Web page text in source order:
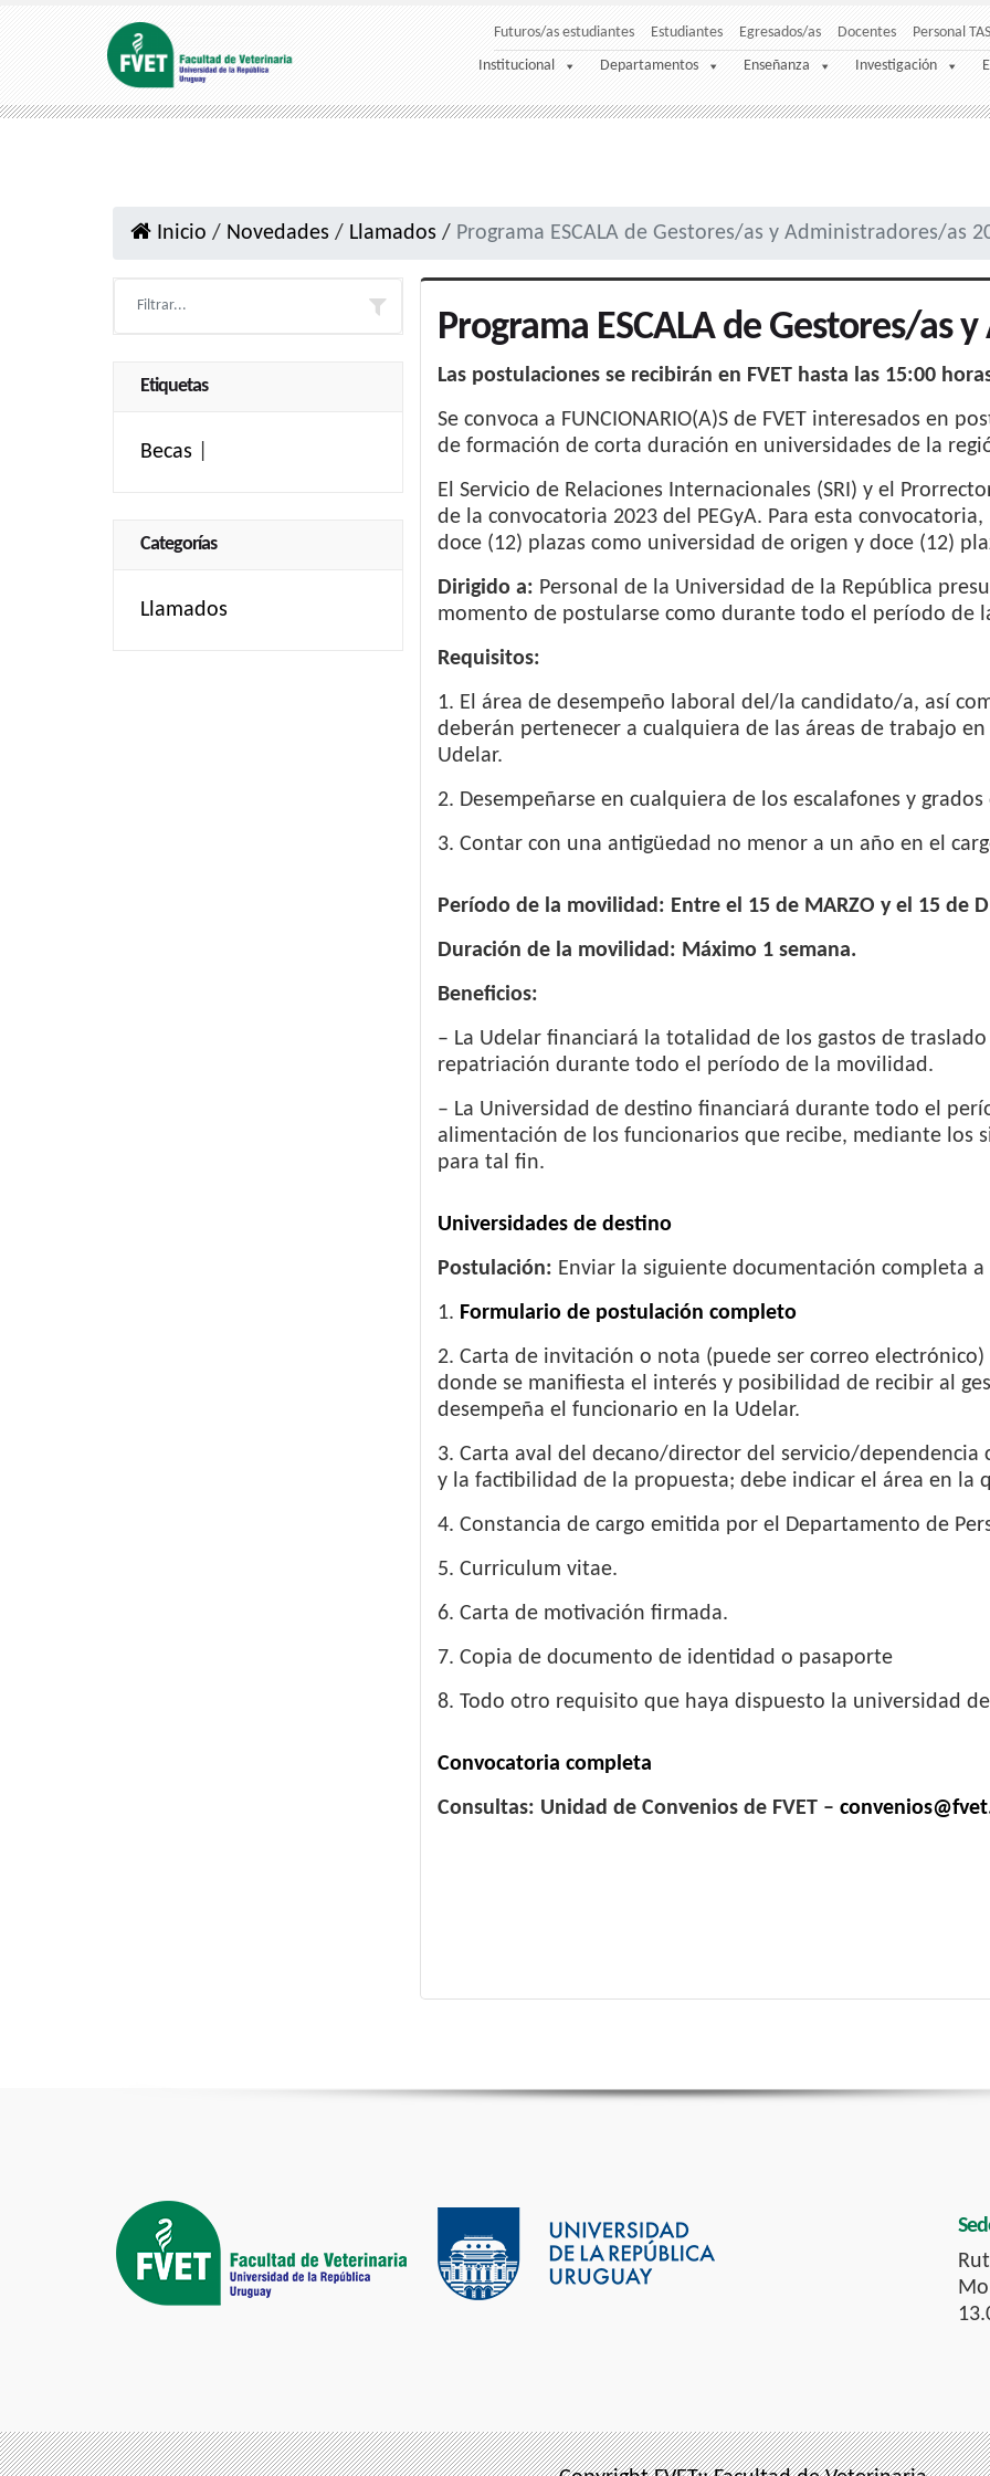
Futuros/as estudiantes Estudiantes Egresados/as Docentes Personal TAS
Institucional Departamentos Enseñanza Investigación
Inicio / Novedades / Llamados / Programa ESCALA de Gestores/as y Administradores/as
Etiquetas
Becas
Categorías
Llamados
Programa ESCALA de Gestores/as
Las postulaciones se recibirán en FVET hasta las 15:00
Se convoca a FUNCIONARIO(A)S de FVET interesados en
de formación de corta duración en universidades de la
El Servicio de Relaciones Internacionales (SRI) y el
de la convocatoria 2023 del PEGyA. Para esta
doce (12) plazas como universidad de origen y doce (12)
Dirigido a: Personal de la Universidad de la República
momento de postularse como durante todo el período de
Requisitos:
1. El área de desempeño laboral del/la candidato/a, así
deberán pertenecer a cualquiera de las áreas de trabajo
Udelar.
2. Desempeñarse en cualquiera de los escalafones y grados
3. Contar con una antigüedad no menor a un año en el
Período de la movilidad: Entre el 15 de MARZO y el 15 de
Duración de la movilidad: Máximo 1 semana.
Beneficios:
– La Udelar financiará la totalidad de los gastos de
repatriación durante todo el período de la movilidad.
– La Universidad de destino financiará durante todo el
alimentación de los funcionarios que recibe, mediante los
para tal fin.
Universidades de destino
Postulación: Enviar la siguiente documentación completa a
1. Formulario de postulación completo
2. Carta de invitación o nota (puede ser correo
donde se manifiesta el interés y posibilidad de recibir al
desempeña el funcionario en la Udelar.
3. Carta aval del decano/director del servicio/
y la factibilidad de la propuesta; debe indicar el área en la
4. Constancia de cargo emitida por el Departamento de
5. Curriculum vitae.
6. Carta de motivación firmada.
7. Copia de documento de identidad o pasaporte
8. Todo otro requisito que haya dispuesto la universidad
Convocatoria completa
Consultas: Unidad de Convenios de FVET –